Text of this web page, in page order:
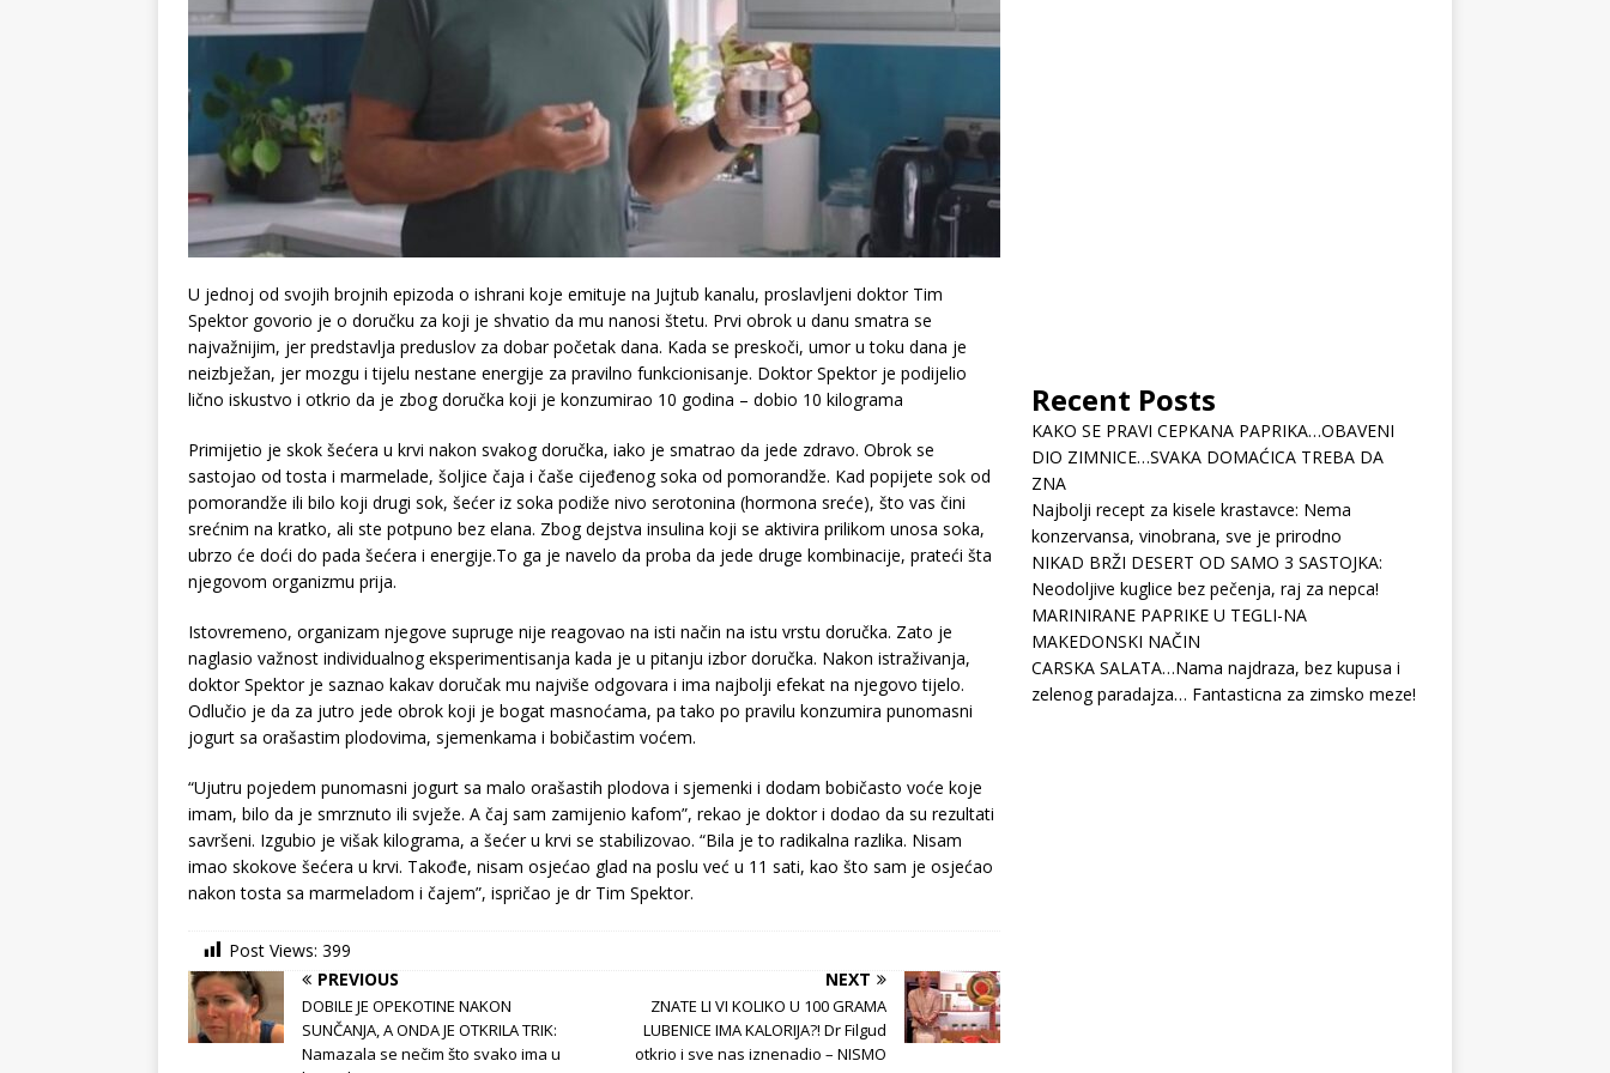
U jednoj od svojih brojnih epizoda o ishrani koje emituje na Jujtub kanalu, proslavljeni doktor Tim
Spektor govorio je o doručku za koji je shvatio da mu nanosi štetu. Prvi obrok u danu smatra se
najvažnijim, jer predstavlja preduslov za dobar početak dana. Kada se preskoči, umor u toku dana je
neizbježan, jer mozgu i tijelu nestane energije za pravilno funkcionisanje. Doktor Spektor je podijelio
lično iskustvo i otkrio da je zbog doručka koji je konzumirao 10 godina – dobio 10 kilograma
Primijetio je skok šećera u krvi nakon svakog doručka, iako je smatrao da jede zdravo. Obrok se
sastojao od tosta i marmelade, šoljice čaja i čaše cijeđenog soka od pomorandže. Kad popijete sok od
pomorandže ili bilo koji drugi sok, šećer iz soka podiže nivo serotonina (hormona sreće), što vas čini
srećnim na kratko, ali ste potpuno bez elana. Zbog dejstva insulina koji se aktivira prilikom unosa soka,
ubrzo će doći do pada šećera i energije.To ga je navelo da proba da jede druge kombinacije, prateći šta
njegovom organizmu prija.
Istovremeno, organizam njegove supruge nije reagovao na isti način na istu vrstu doručka. Zato je
naglasio važnost individualnog eksperimentisanja kada je u pitanju izbor doručka. Nakon istraživanja,
doktor Spektor je saznao kakav doručak mu najviše odgovara i ima najbolji efekat na njegovo tijelo.
Odlučio je da za jutro jede obrok koji je bogat masnoćama, pa tako po pravilu konzumira punomasni
jogurt sa orašastim plodovima, sjemenkama i bobičastim voćem.
“Ujutru pojedem punomasni jogurt sa malo orašastih plodova i sjemenki i dodam bobičasto voće koje
imam, bilo da je smrznuto ili svježe. A čaj sam zamijenio kafom”, rekao je doktor i dodao da su rezultati
savršeni. Izgubio je višak kilograma, a šećer u krvi se stabilizovao. “Bila je to radikalna razlika. Nisam
imao skokove šećera u krvi. Takođe, nisam osjećao glad na poslu već u 11 sati, kao što sam je osjećao
nakon tosta sa marmeladom i čajem”, ispričao je dr Tim Spektor.
Post Views: 399
PREVIOUS
DOBILE JE OPEKOTINE NAKON
SUNČANJA, A ONDA JE OTKRILA TRIK:
Namazala se nečim što svako ima u
NEXT
ZNATE LI VI KOLIKO U 100 GRAMA
LUBENICE IMA KALORIJA?! Dr Filgud
otkrio i sve nas iznenadio – NISMO
Recent Posts
KAKO SE PRAVI CEPKANA PAPRIKA…OBAVENI
DIO ZIMNICE…SVAKA DOMAĆICA TREBA DA
ZNA
Najbolji recept za kisele krastavce: Nema
konzervansa, vinobrana, sve je prirodno
NIKAD BRŽI DESERT OD SAMO 3 SASTOJKA:
Neodoljive kuglice bez pečenja, raj za nepca!
MARINIRANE PAPRIKE U TEGLI-NA
MAKEDONSKI NAČIN
CARSKA SALATA…Nama najdraza, bez kupusa i
zelenog paradajza… Fantasticna za zimsko meze!